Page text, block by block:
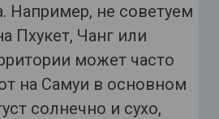
Например, не советуем
Пхукет, Чанг или
может часто
на Самуи в основном
солнечно и сухо,